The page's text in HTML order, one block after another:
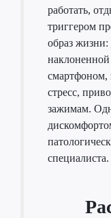
работать,
триггером
образ жизни:
смартфоном,
стресс,
зажимам.
специалиста.